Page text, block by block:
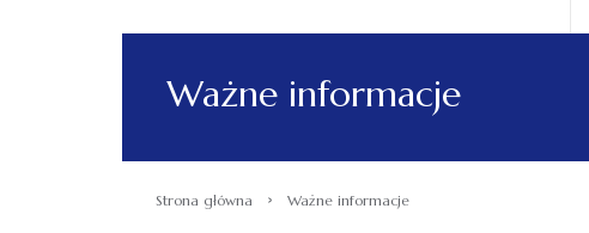
Ważne informacje
Strona główna › Ważne informacje